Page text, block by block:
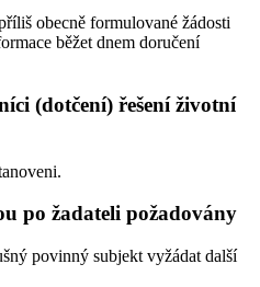
obecně formulované žádosti
běžet dnem doručení
(dotčení) řešení životní
po žadateli požadovány
povinný subjekt vyžádat další